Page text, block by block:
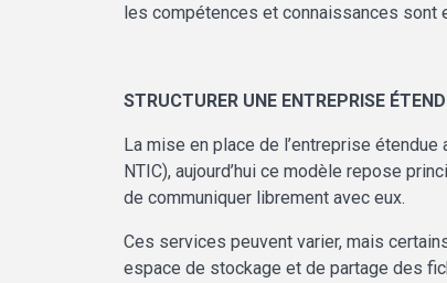
les compétences et connaissances sont
STRUCTURER UNE ENTREPRISE
La mise en place de l’entreprise
NTIC), aujourd’hui ce modèle repose
de communiquer librement avec eux.
Ces services peuvent varier, mais
espace de stockage et de partage des